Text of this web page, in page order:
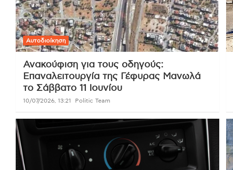
Αυτοδιοίκηση
Ανακούφιση για τους οδηγούς:
Επαναλειτουργία της Γέφυρας Μανωλά
το Σάββατο 11 Ιουνίου
10/07/2026, 13:21 Politic Team